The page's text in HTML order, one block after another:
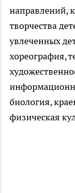
направлений,
творчества
увлеченных
хореография,
биология,
физическая